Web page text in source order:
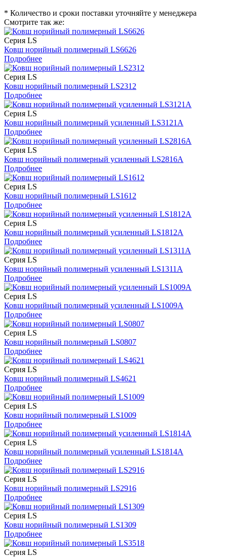
* Количество и сроки поставки уточняйте у менеджера
Смотрите так же:
Серия LS
Ковш норийный полимерный LS6626
Подробнее
Серия LS
Ковш норийный полимерный LS2312
Подробнее
Серия LS
Ковш норийный полимерный усиленный LS3121A
Подробнее
Серия LS
Ковш норийный полимерный усиленный LS2816A
Подробнее
Серия LS
Ковш норийный полимерный LS1612
Подробнее
Серия LS
Ковш норийный полимерный усиленный LS1812A
Подробнее
Серия LS
Ковш норийный полимерный усиленный LS1311A
Подробнее
Серия LS
Ковш норийный полимерный усиленный LS1009A
Подробнее
Серия LS
Ковш норийный полимерный LS0807
Подробнее
Серия LS
Ковш норийный полимерный LS4621
Подробнее
Серия LS
Ковш норийный полимерный LS1009
Подробнее
Серия LS
Ковш норийный полимерный усиленный LS1814A
Подробнее
Серия LS
Ковш норийный полимерный LS2916
Подробнее
Серия LS
Ковш норийный полимерный LS1309
Подробнее
Серия LS